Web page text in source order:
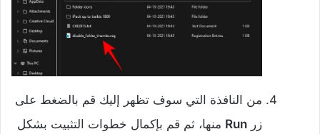
‌من النافذة التي سوف تظهر إليك قم بالضغط على
زر Run منها، ثم قم بإكمال خطوات التثبيت بشكل